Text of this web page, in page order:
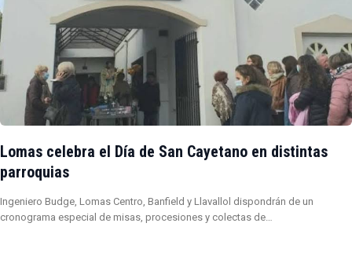
Lomas celebra el Día de San Cayetano en distintas
parroquias
Ingeniero Budge, Lomas Centro, Banfield y Llavallol dispondrán de un
cronograma especial de misas, procesiones y colectas de…